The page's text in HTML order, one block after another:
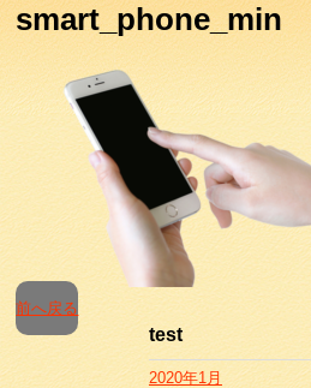
smart_phone_min
前へ戻る
test
2020年1月